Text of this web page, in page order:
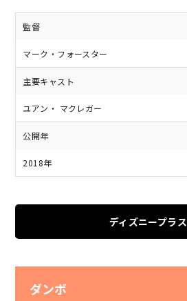
監督
マーク・フォースター
主要キャスト
ユアン・ マクレガー
公開年
2018年
ディズニープラス
ダンボ